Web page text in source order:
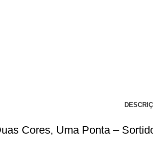
Cores, Uma Ponta –